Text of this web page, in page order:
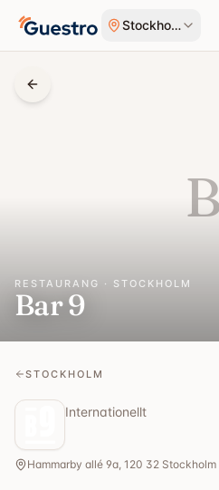
Stockholm
B
RESTAURANG · STOCKHOLM
Bar 9
STOCKHOLM
Internationellt
Hammarby allé 9a, 120 32 Stockholm